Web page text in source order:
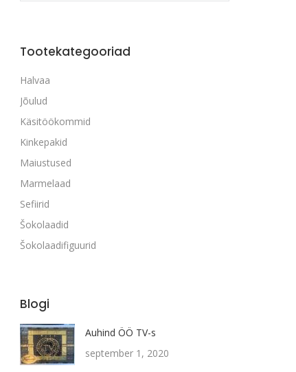
Tootekategooriad
Halvaa
Jõulud
Käsitöökommid
Kinkepakid
Maiustused
Marmelaad
Sefiirid
Šokolaadid
Šokolaadifiguurid
Blogi
Auhind ÖÖ TV-s
september 1, 2020